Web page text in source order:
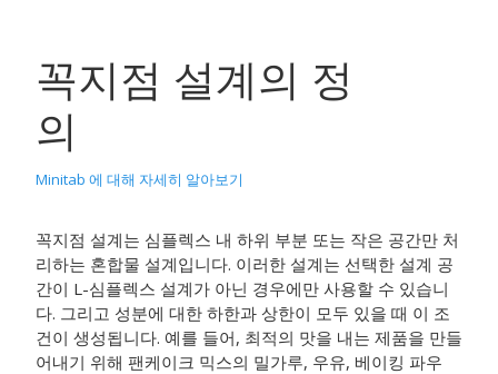
꼭지점 설계의 정
의
Minitab 에 대해 자세히 알아보기
꼭지점 설계는 심플렉스 내 하위 부분 또는 작은 공간만 처
리하는 혼합물 설계입니다. 이러한 설계는 선택한 설계 공
간이 L-심플렉스 설계가 아닌 경우에만 사용할 수 있습니
다. 그리고 성분에 대한 하한과 상한이 모두 있을 때 이 조
건이 생성됩니다. 예를 들어, 최적의 맛을 내는 제품을 만들
어내기 위해 팬케이크 믹스의 밀가루, 우유, 베이킹 파우